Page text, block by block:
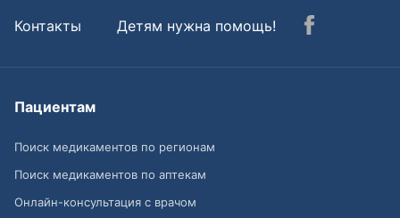
Контакты
Детям нужна помощь!
Пациентам
Поиск медикаментов по регионам
Поиск медикаментов по аптекам
Онлайн-консультация с врачом